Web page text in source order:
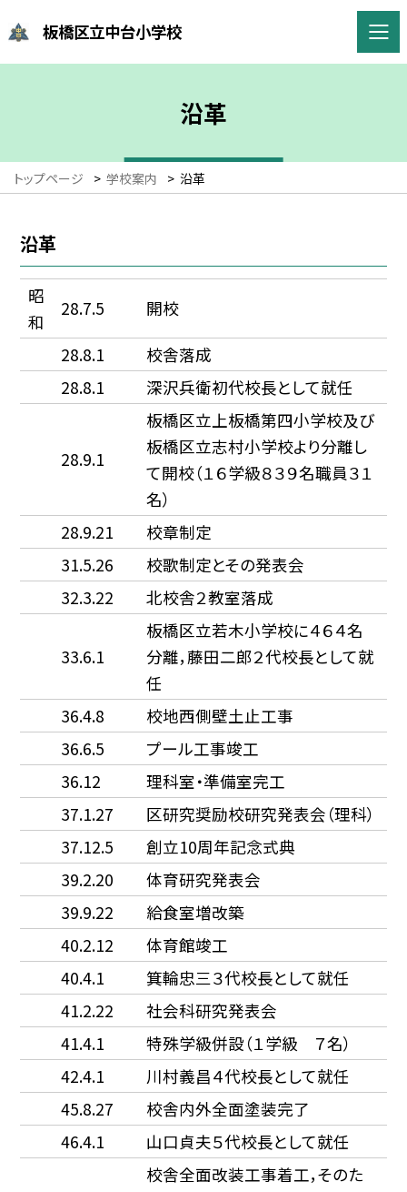
板橋区立中台小学校
沿革
トップページ > 学校案内 > 沿革
沿革
昭
和
28.7.5 開校
28.8.1
校舎落成
28.8.1
深沢兵衛初代校長として就任
28.9.1
板橋区立上板橋第四小学校及び
板橋区立志村小学校より分離し
て開校（１６学級８３９名職員３１
名）
28.9.21
校章制定
31.5.26
校歌制定とその発表会
32.3.22
北校舎２教室落成
33.6.1
板橋区立若木小学校に４６４名
分離，藤田二郎２代校長として就
任
36.4.8
校地西側壁土止工事
36.6.5
プール工事竣工
36.12
理科室・準備室完工
37.1.27
区研究奨励校研究発表会（理科）
37.12.5
創立10周年記念式典
39.2.20
体育研究発表会
39.9.22
給食室増改築
40.2.12
体育館竣工
40.4.1
箕輪忠三３代校長として就任
41.2.22
社会科研究発表会
41.4.1
特殊学級併設（１学級 ７名）
42.4.1
川村義昌４代校長として就任
45.8.27
校舎内外全面塗装完了
46.4.1
山口貞夫５代校長として就任
校舎全面改装工事着工，そのた